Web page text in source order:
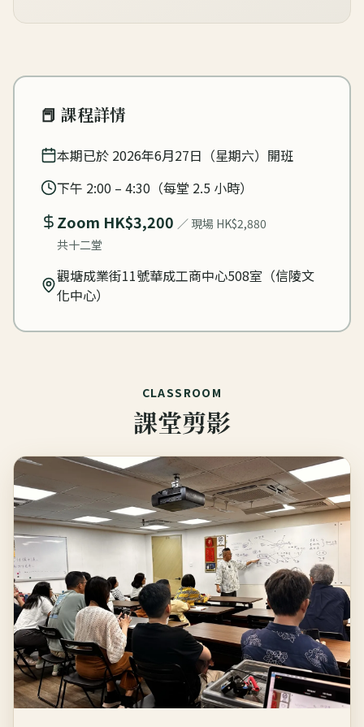
📕 課程詳情
本期已於 2026年6月27日（星期六）開班
下午 2:00 – 4:30（每堂 2.5 小時）
Zoom HK$3,200 ／ 現場 HK$2,880
共十二堂
觀塘成業街11號華成工商中心508室（信陵文
化中心）
CLASSROOM
課堂剪影